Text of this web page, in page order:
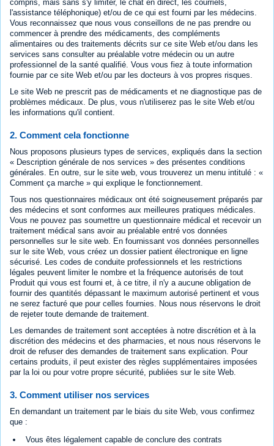
compris, mais sans s'y limiter, le chat en direct, les courriels,
l'assistance téléphonique) et/ou de ce qui est fourni par les médecins.
Vous reconnaissez que nous vous conseillons de ne pas prendre ou
commencer à prendre des médicaments, des compléments
alimentaires ou des traitements décrits sur ce site Web et/ou dans les
services sans consulter au préalable votre médecin ou un autre
professionnel de la santé qualifié. Vous vous fiez à toute information
fournie par ce site Web et/ou par les docteurs à vos propres risques.
Le site Web ne prescrit pas de médicaments et ne diagnostique pas de
problèmes médicaux. De plus, vous n'utiliserez pas le site Web et/ou
les informations qu'il contient.
2. Comment cela fonctionne
Nous proposons plusieurs types de services, expliqués dans la section
« Description générale de nos services » des présentes conditions
générales. En outre, sur le site web, vous trouverez un menu intitulé : «
Comment ça marche » qui explique le fonctionnement.
Tous nos questionnaires médicaux ont été soigneusement préparés par
des médecins et sont conformes aux meilleures pratiques médicales.
Vous ne pouvez pas soumettre un questionnaire médical et recevoir un
traitement médical sans avoir au préalable entré vos données
personnelles sur le site web. En fournissant vos données personnelles
sur le site Web, vous créez un dossier patient électronique en ligne
sécurisé. Les codes de conduite professionnels et les restrictions
légales peuvent limiter le nombre et la fréquence autorisés de tout
Produit qui vous est fourni et, à ce titre, il n'y a aucune obligation de
fournir des quantités dépassant le maximum autorisé pertinent et vous
ne serez facturé que pour celles fournies. Nous nous réservons le droit
de rejeter toute demande de traitement.
Les demandes de traitement sont acceptées à notre discrétion et à la
discrétion des médecins et des pharmacies, et nous nous réservons le
droit de refuser des demandes de traitement sans explication. Pour
certains produits, il peut exister des règles supplémentaires imposées
par la loi ou pour votre propre sécurité, publiées sur le site Web.
3. Comment utiliser nos services
En demandant un traitement par le biais du site Web, vous confirmez
que :
Vous êtes légalement capable de conclure des contrats